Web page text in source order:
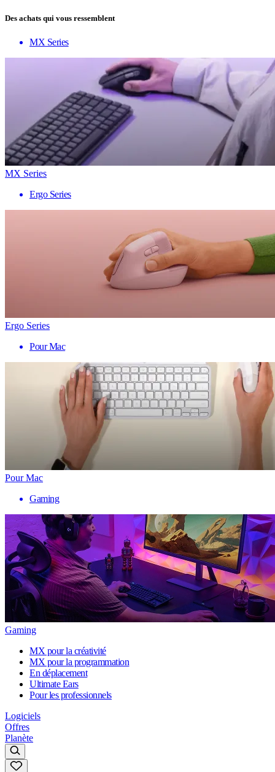
Des achats qui vous ressemblent
MX Series
MX Series
Ergo Series
Ergo Series
Pour Mac
Pour Mac
Gaming
Gaming
MX pour la créativité
MX pour la programmation
En déplacement
Ultimate Ears
Pour les professionnels
Logiciels
Offres
Planète